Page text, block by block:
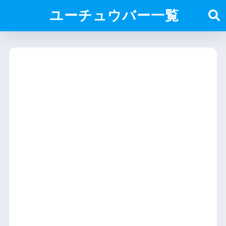
ユーチュウバー一覧